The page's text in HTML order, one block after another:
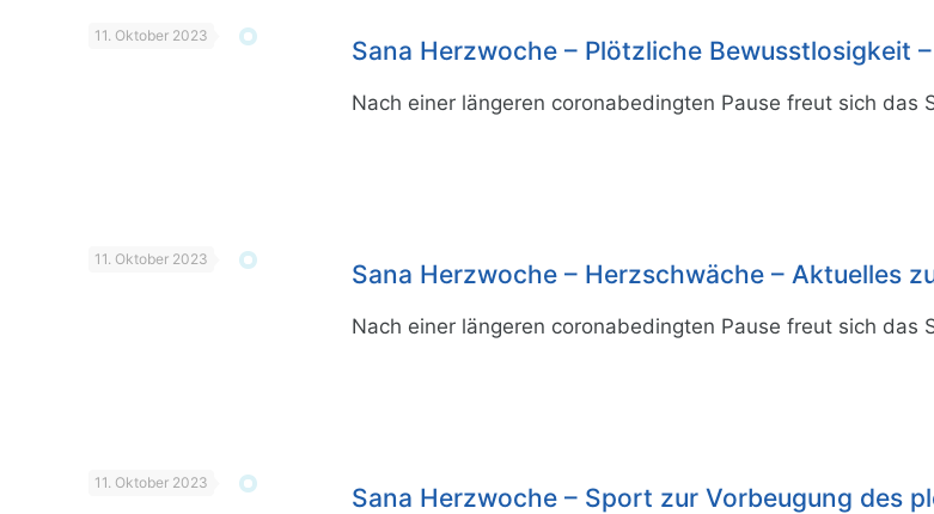
11. Oktober 2023
Sana Herzwoche – Plötzliche Bewusstlosigkeit
Nach einer längeren coronabedingten Pause freut sich das
11. Oktober 2023
Sana Herzwoche – Herzschwäche – Aktuelles
Nach einer längeren coronabedingten Pause freut sich das
11. Oktober 2023
Sana Herzwoche – Sport zur Vorbeugung des